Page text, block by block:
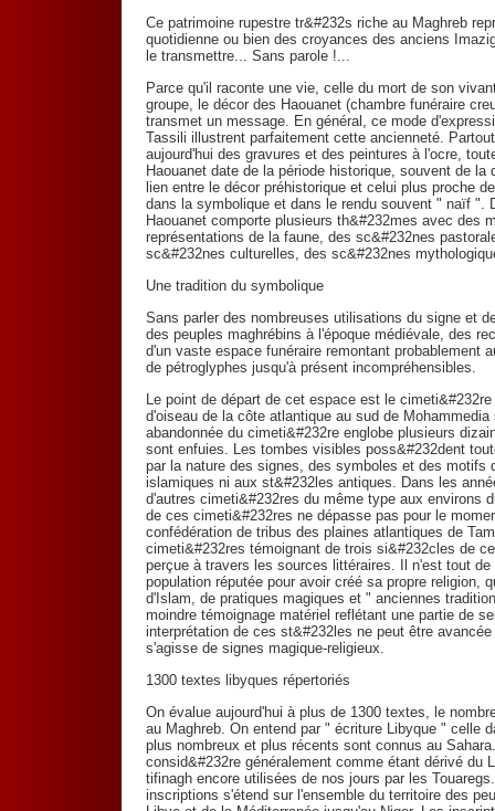
Ce patrimoine rupestre tr&#232s riche au Maghreb
quotidienne ou bien des croyances des anciens
le transmettre... Sans parole !...
Parce qu'il raconte une vie, celle du mort de son
groupe, le décor des Haouanet (chambre funéraire
transmet un message. En général, ce mode
Tassili illustrent parfaitement cette ancienneté.
aujourd'hui des gravures et des peintures à l'ocre,
Haouanet date de la période historique, souvent de
lien entre le décor préhistorique et celui plus proche
dans la symbolique et dans le rendu souvent " naïf ".
Haouanet comporte plusieurs th&#232mes avec des
représentations de la faune, des sc&#232nes
sc&#232nes culturelles, des sc&#232nes
Une tradition du symbolique
Sans parler des nombreuses utilisations du signe et
des peuples maghrébins à l'époque médiévale, des
d'un vaste espace funéraire remontant probablement
de pétroglyphes jusqu'à présent incompréhensibles.
Le point de départ de cet espace est le
d'oiseau de la côte atlantique au sud de
abandonnée du cimeti&#232re englobe plusieurs
sont enfuies. Les tombes visibles poss&#232dent
par la nature des signes, des symboles et des motifs
islamiques ni aux st&#232les antiques. Dans les
d'autres cimeti&#232res du même type aux environs
de ces cimeti&#232res ne dépasse pas pour le
confédération de tribus des plaines atlantiques de
cimeti&#232res témoignant de trois si&#232cles de
perçue à travers les sources littéraires. Il n'est tout
population réputée pour avoir créé sa propre religion,
d'Islam, de pratiques magiques et " anciennes
moindre témoignage matériel reflétant une partie de
interprétation de ces st&#232les ne peut être
s'agisse de signes magique-religieux.
1300 textes libyques répertoriés
On évalue aujourd'hui à plus de 1300 textes, le
au Maghreb. On entend par " écriture Libyque " celle
plus nombreux et plus récents sont connus au
consid&#232re généralement comme étant dérivé du
tifinagh encore utilisées de nos jours par les
inscriptions s'étend sur l'ensemble du territoire des